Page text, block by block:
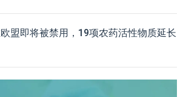
盟即将被禁用，19项农药活性物质延长